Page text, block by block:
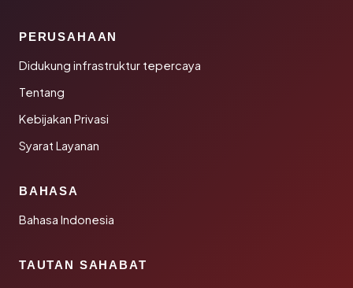
PERUSAHAAN
Didukung infrastruktur tepercaya
Tentang
Kebijakan Privasi
Syarat Layanan
BAHASA
Bahasa Indonesia
TAUTAN SAHABAT